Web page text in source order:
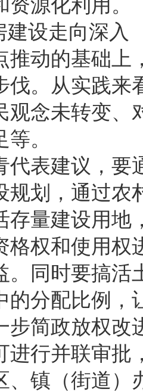
源化利用。
设走向深入
的基础上
伐。从实践来
观念未转变、
。
建议，要
规划，通过农
存量建设用地
格权和使用权
。同时要搞活
的分配比例，
步简政放权改
进行并联审批
、镇（街道）